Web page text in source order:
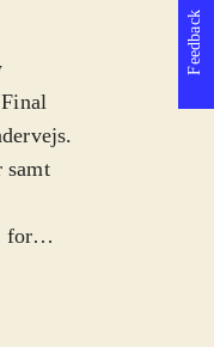
samt
for
Feedback